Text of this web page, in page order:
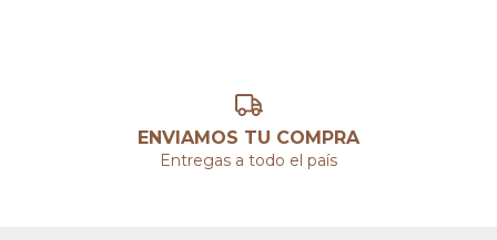
ENVIAMOS TU COMPRA
Entregas a todo el país